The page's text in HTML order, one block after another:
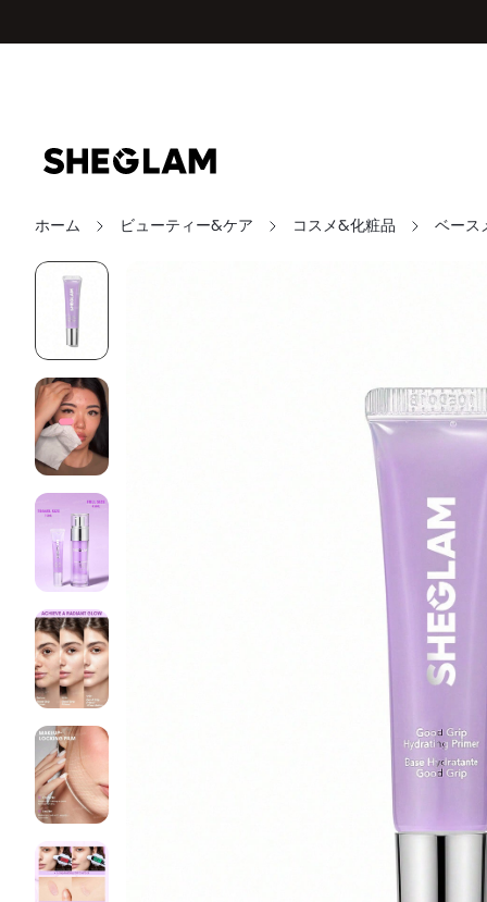
ホーム ビューティー&ケア コスメ&化粧品 ベース